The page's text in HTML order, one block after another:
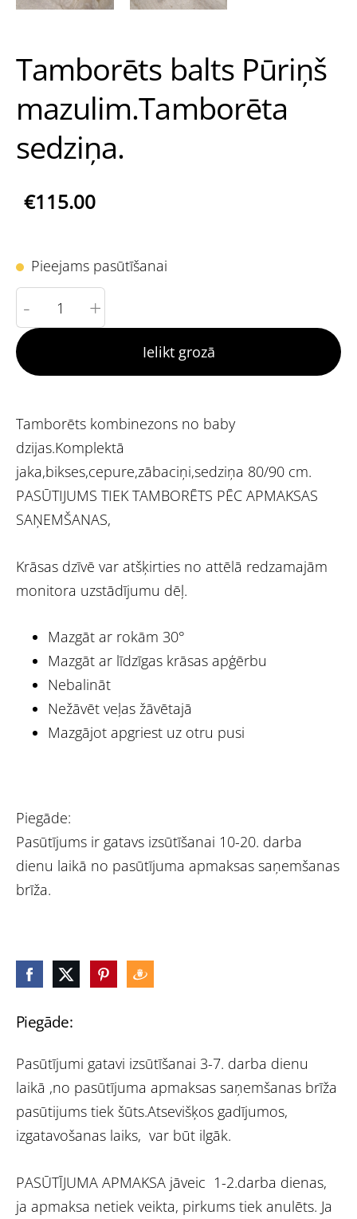
Piegāde:
Pasūtījumi gatavi izsūtīšanai 3-7. darba dienu
laikā ,no pasūtījuma apmaksas saņemšanas brīža
pasūtijums tiek šūts.Atsevišķos gadījumos,
izgatavošanas laiks, var būt ilgāk.
PASŪTĪJUMA APMAKSA jāveic 1-2.darba dienas,
ja apmaksa netiek veikta, pirkums tiek anulēts. Ja
Tamborēts balts Pūriņš
mazulim.Tamborēta
sedziņa.
€115.00
Pieejams pasūtīšanai
- +
Ielikt grozā
Tamborēts kombinezons no baby
dzijas.Komplektā
jaka,bikses,cepure,zābaciņi,sedziņa 80/90 cm.
PASŪTIJUMS TIEK TAMBORĒTS PĒC APMAKSAS
SAŅEMŠANAS,
Krāsas dzīvē var atšķirties no attēlā redzamajām
monitora uzstādījumu dēļ.
Mazgāt ar rokām 30°
Mazgāt ar līdzīgas krāsas apģērbu
Nebalināt
Nežāvēt veļas žāvētajā
Mazgājot apgriest uz otru pusi
Piegāde:
Pasūtījums ir gatavs izsūtīšanai 10-20. darba
dienu laikā no pasūtījuma apmaksas saņemšanas
brīža.